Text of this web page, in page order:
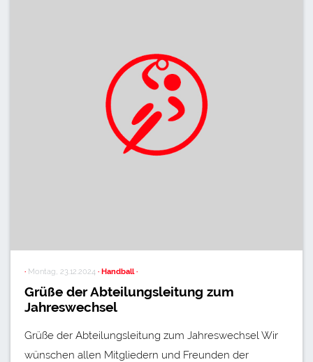
· Montag, 23.12.2024 · Handball ·
Grüße der Abteilungsleitung zum
Jahreswechsel
Grüße der Abteilungsleitung zum Jahreswechsel Wir
wünschen allen Mitgliedern und Freunden der